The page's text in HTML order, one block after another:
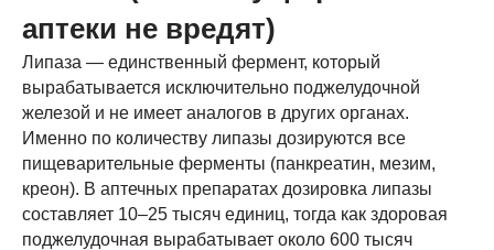
аптеки не вредят)
Липаза — единственный фермент, который
вырабатывается исключительно поджелудочной
железой и не имеет аналогов в других органах.
Именно по количеству липазы дозируются все
пищеварительные ферменты (панкреатин, мезим,
креон). В аптечных препаратах дозировка липазы
составляет 10–25 тысяч единиц, тогда как здоровая
поджелудочная вырабатывает около 600 тысяч